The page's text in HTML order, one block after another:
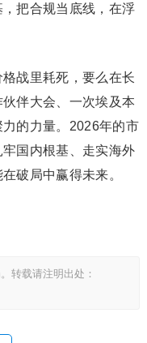
把合规当底线，在浮
战里耗死，要么在长
伴大会、一次埃及本
的力量。2026年的市
国内根基、走实海外
破局中赢得未来。
转载请注明出处：